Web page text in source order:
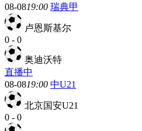
08-0819:00 瑞典甲
卢恩斯基尔
0 - 0
奥迪沃特
直播中
08-0819:00 中U21
北京国安U21
0 - 0